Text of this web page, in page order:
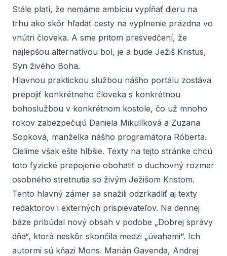
Stále platí, že nemáme ambíciu vypĺňať dieru na
trhu ako skôr hľadať cesty na vyplnenie prázdna vo
vnútri človeka. A sme pritom presvedčení, že
najlepšou alternatívou bol, je a bude Ježiš Kristus,
Syn živého Boha.
Hlavnou praktickou službou nášho portálu zostáva
prepojiť konkrétneho človeka s konkrétnou
bohoslužbou v konkrétnom kostole, čo už mnoho
rokov zabezpečujú Daniela Mikulíková a Zuzana
Sopková, manželka nášho programátora Róberta.
Cielime však ešte hlbšie. Texty na tejto stránke chcú
toto fyzické prepojenie obohatiť o duchovný rozmer
osobného stretnutia so živým Ježišom Kristom.
Tento hlavný zámer sa snažili odzrkadliť aj texty
redaktorov i externých prispievateľov. Na dennej
báze pribúdal nový obsah v podobe „Dobrej správy
dňa“, ktorá neskôr skončila medzi „úvahami“. Ich
autormi sú kňazi Mons. Marián Gavenda, Andrej